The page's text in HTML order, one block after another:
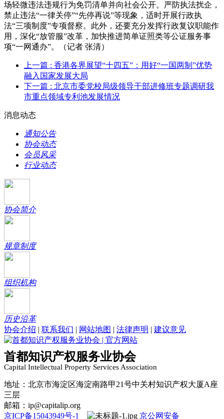
场轻微违法违规行为免罚清单并向社会公开。严防执法扰企，
禁止违法“一律关停”“先停再说”等现象，适时开展行政执
法“三项制度”专项督察。此外，还要充分发挥行政复议职能作
用，深化“放管服”改革，加快推进简单证照类等公证服务事
项“一网通办”。（记者 张清）
上一篇 : 香港各界展望“十四五”：用好“一国两制”优势
融入国家发展大局
下一篇 : 北京市委党校局级领导干部进修班专题调研我
市重点领域专利池发展情况
消息动态
通知公告
协会动态
会员风采
行业动态
协会简介
规章制度
组织机构
历史沿革
协会介绍
联系我们 网站地图 法律声明 建议意见
首都知识产权服务业协会
Capital Intellectual Property Services Association
地址：北京市海淀区海淀南路甲21号中关村知识产权大厦A座
三层
邮箱：ip@capitalip.org
京ICP备15043949号-1
京公网安备